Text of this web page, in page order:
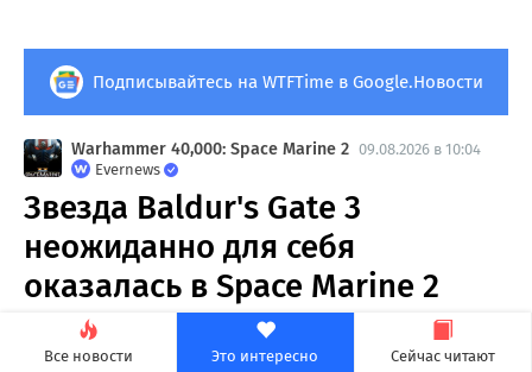
Все новости Это интересно Сейчас читают
Подписывайтесь на WTFTime в Google.Новости
Warhammer 40,000: Space Marine 2 09.08.2026 в 10:04
Evernews
Звезда Baldur's Gate 3
неожиданно для себя
оказалась в Space Marine 2
28